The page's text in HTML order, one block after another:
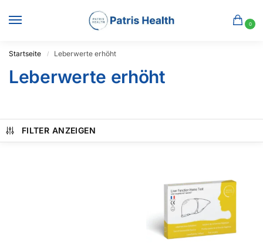
0
Startseite / Leberwerte erhöht
Leberwerte erhöht
FILTER ANZEIGEN